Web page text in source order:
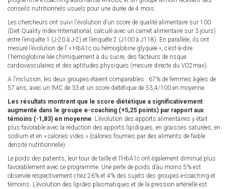
conseils nutritionnels usuels pour une durée de 4 mois.
Les chercheurs ont suivi l'évolution d’un score de qualité alimentaire sur 100
(Diet Quality Index-International, calculé avec un carnet alimentaire sur 3 jours)
entre l’enquête 1 (J-20 à J-2) et l’enquête 2 (J100 à J118). En parallèle, ils ont
mesuré l’évolution de l’ « HbA1c ou hémoglobine glyquée », c’est-à-dire
l'hémoglobine liée chimiquement à du sucre, des facteurs de risque
cardiovasculaires et des aptitudes physiques (mesure directe du VO2max).
A l’inclusion, les deux groupes étaient comparables : 67% de femmes âgées de
57 ans, avec un IMC de 33 et un score diététique de 53,4/100 en moyenne.
Les résultats montrent que le score diététique a significativement
augmenté dans le groupe e-coaching (+5,25 points) par rapport aux
témoins (-1,83) en moyenne. L’évolution des apports alimentaires y était
plus favorable avec la réduction des apports lipidiques, en graisses saturées, en
sodium et en « calories vides » (calories fournies par des aliments de faible
densité nutritionnelle).
Le poids des patients, leur tour de taille et l’HbA1c ont également diminué plus
favorablement avec ce programme. Une perte de poids d’au moins 5% est
observée respectivement chez 26% et 4% des sujets des groupes e-coaching et
témoins. L’évolution des lipides plasmatiques et de la pression artérielle est